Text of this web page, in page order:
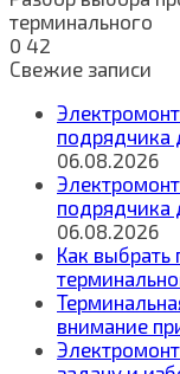
терминального
0 42
Свежие записи
подрядчика
06.08.2026
подрядчика
06.08.2026
Как
внимание